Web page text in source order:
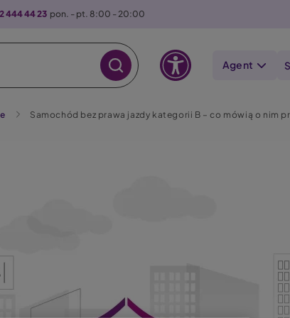
444 44 23 pon. - pt. 8:00 - 20:00
Agent
Samochód bez prawa jazdy kategorii B – co mówią o nim